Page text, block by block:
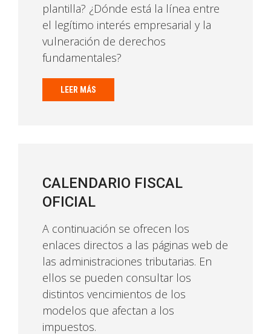
plantilla? ¿Dónde está la línea entre
el legítimo interés empresarial y la
vulneración de derechos
fundamentales?
LEER MÁS
CALENDARIO FISCAL
OFICIAL
A continuación se ofrecen los
enlaces directos a las páginas web de
las administraciones tributarias. En
ellos se pueden consultar los
distintos vencimientos de los
modelos que afectan a los
impuestos.